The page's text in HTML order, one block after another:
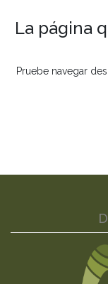
La página
Pruebe navegar